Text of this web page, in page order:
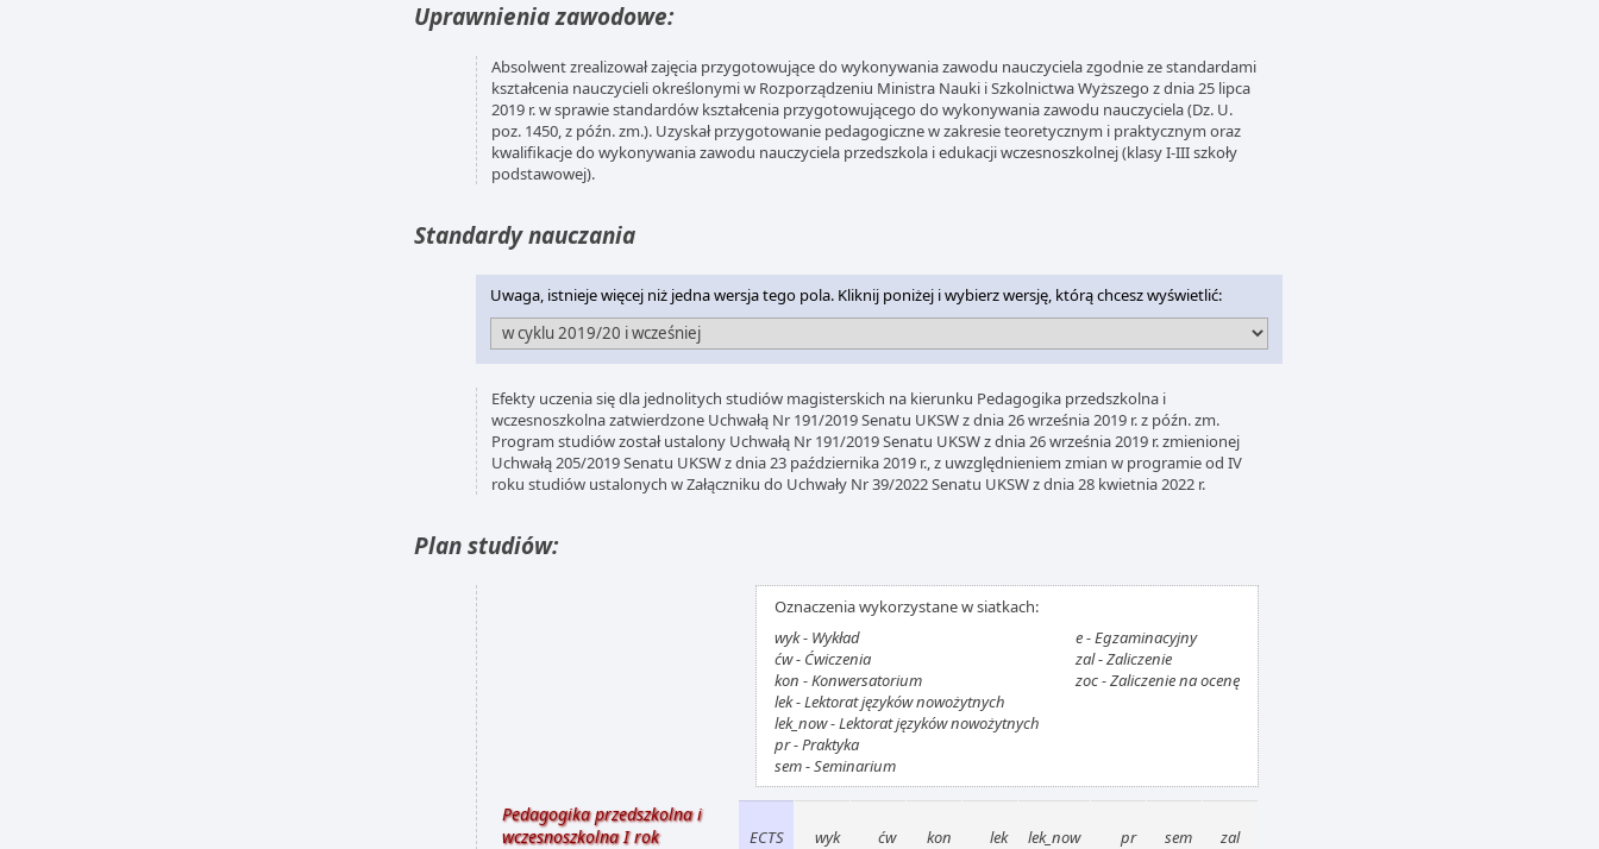
Uprawnienia zawodowe:
Absolwent zrealizował zajęcia przygotowujące do wykonywania zawodu nauczyciela zgodnie ze standardami
kształcenia nauczycieli określonymi w Rozporządzeniu Ministra Nauki i Szkolnictwa Wyższego z dnia 25 lipca
2019 r. w sprawie standardów kształcenia przygotowującego do wykonywania zawodu nauczyciela (Dz. U.
poz. 1450, z późn. zm.). Uzyskał przygotowanie pedagogiczne w zakresie teoretycznym i praktycznym oraz
kwalifikacje do wykonywania zawodu nauczyciela przedszkola i edukacji wczesnoszkolnej (klasy I-III szkoły
podstawowej).
Standardy nauczania
Uwaga, istnieje więcej niż jedna wersja tego pola. Kliknij poniżej i wybierz wersję, którą chcesz wyświetlić:
Efekty uczenia się dla jednolitych studiów magisterskich na kierunku Pedagogika przedszkolna i
wczesnoszkolna zatwierdzone Uchwałą Nr 191/2019 Senatu UKSW z dnia 26 września 2019 r. z późn. zm.
Program studiów został ustalony Uchwałą Nr 191/2019 Senatu UKSW z dnia 26 września 2019 r. zmienionej
Uchwałą 205/2019 Senatu UKSW z dnia 23 października 2019 r., z uwzględnieniem zmian w programie od IV
roku studiów ustalonych w Załączniku do Uchwały Nr 39/2022 Senatu UKSW z dnia 28 kwietnia 2022 r.
Plan studiów:
Oznaczenia wykorzystane w siatkach:
wyk - Wykład
ćw - Ćwiczenia
kon - Konwersatorium
lek - Lektorat języków nowożytnych
lek_now - Lektorat języków nowożytnych
pr - Praktyka
sem - Seminarium
e - Egzaminacyjny
zal - Zaliczenie
zoc - Zaliczenie na ocenę
Pedagogika przedszkolna i
wczesnoszkolna I rok
ECTS wyk ćw kon lek lek_now pr sem
zal